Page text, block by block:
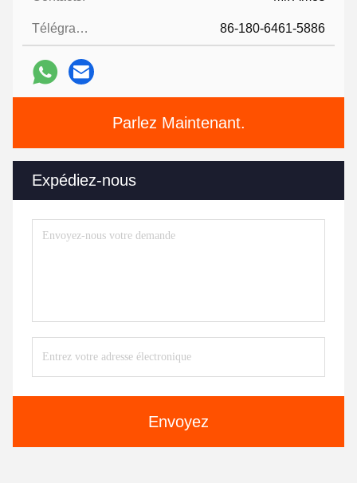
Télégramme: 86-180-6461-5886
Parlez Maintenant.
Expédiez-nous
Envoyez